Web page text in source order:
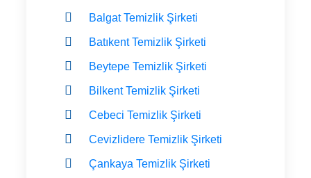
Balgat Temizlik Şirketi
Batıkent Temizlik Şirketi
Beytepe Temizlik Şirketi
Bilkent Temizlik Şirketi
Cebeci Temizlik Şirketi
Cevizlidere Temizlik Şirketi
Çankaya Temizlik Şirketi